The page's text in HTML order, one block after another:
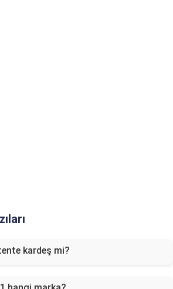
kardeş mi?